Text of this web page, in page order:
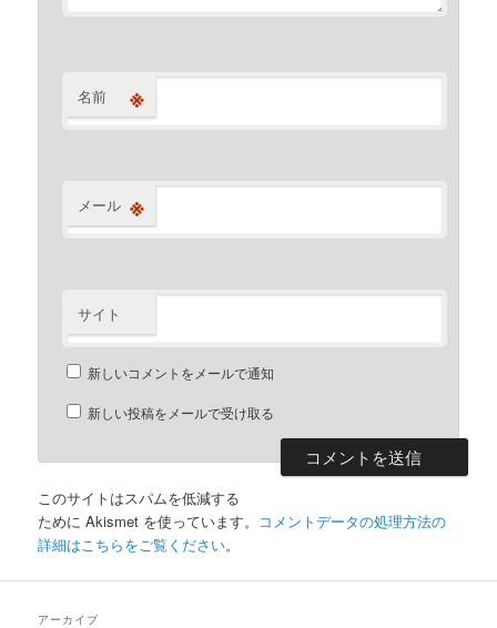
名前 ※
メール ※
サイト
新しいコメントをメールで通知
新しい投稿をメールで受け取る
このサイトはスパムを低減する
ために Akismet を使っています。 コメントデータの処理方法の
詳細はこちらをご覧ください。
アーカイブ